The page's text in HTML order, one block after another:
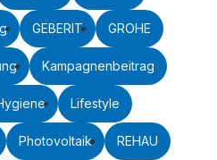
GEBERIT GROHE
Kampagnenbeitrag
Lifestyle
Photovoltaik REHAU